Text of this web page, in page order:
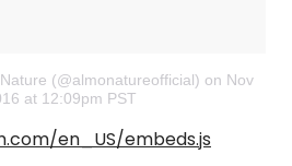
(@almonatureofficial) on Nov
at 12:09pm PST
en_US/embeds.js